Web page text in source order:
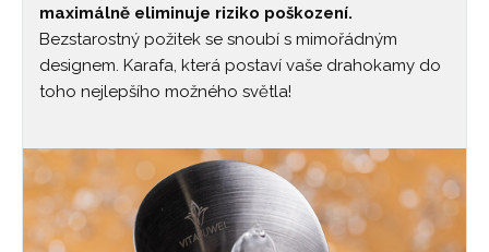
maximálně eliminuje riziko poškození.
Bezstarostný požitek se snoubí s mimořádným
designem. Karafa, která postaví vaše drahokamy do
toho nejlepšího možného světla!